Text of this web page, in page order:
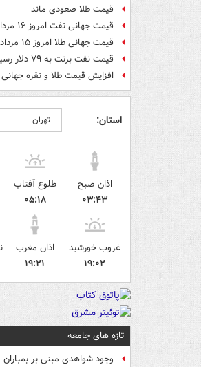
قیمت طلا صعودی ماند
قیمت جهانی نفت امروز ۱۶ مرداد
قیمت جهانی طلا امروز ۱۵ مرداد
قیمت نفت برنت به ۷۹ دلار رسید
افزایش قیمت طلا و نقره جهانی
استان:
اذان صبح
۰۳:۴۳
طلوع آفتاب
۰۵:۱۸
غروب خورشید
۱۹:۰۲
اذان مغرب
۱۹:۲۱
تازه های جامعه
وجود شواهدی مبنی بر بمباران